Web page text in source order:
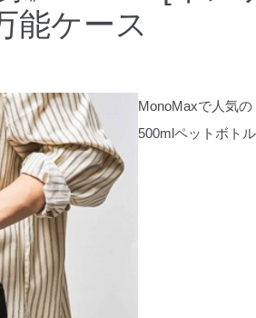
能ケース
MonoMaxで人気
500mlペットボト